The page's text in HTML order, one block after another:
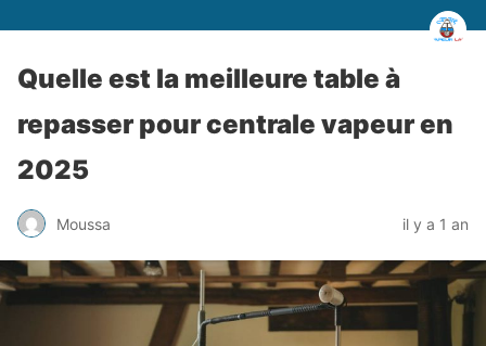
Quelle est la meilleure table à
repasser pour centrale vapeur en
2025
Moussa il y a 1 an